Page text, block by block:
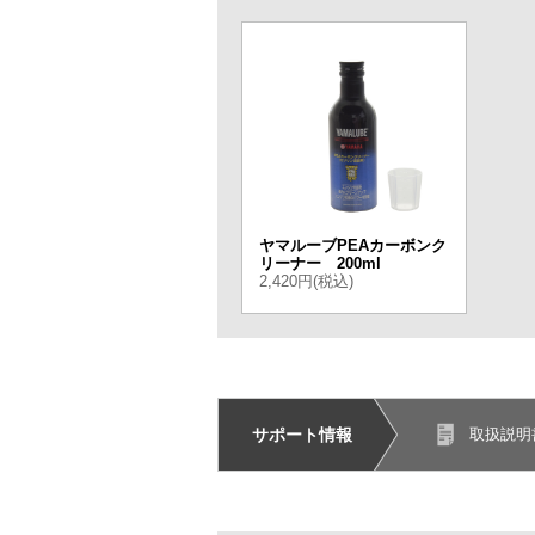
ヤマルーブPEAカーボンク
リーナー 200ml
2,420円(税込)
サポート情報 取扱説明